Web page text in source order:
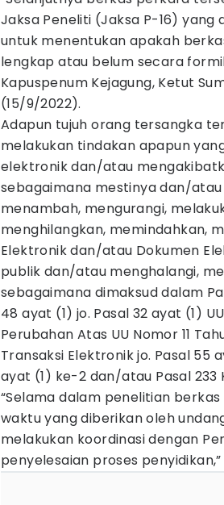
Jaksa Peneliti (Jaksa P-16) yang
untuk menentukan apakah
lengkap atau belum secara
Kapuspenum Kejagung, Ketut
(15/9/2022).
Adapun tujuh orang tersangka
melakukan tindakan apapun
elektronik dan/atau
sebagaimana mestinya dan/
menambah, mengurangi,
menghilangkan, memindahkan,
Elektronik dan/atau Dokumen
publik dan/atau menghalangi,
sebagaimana dimaksud dalam
48 ayat (1) jo. Pasal 32 ayat (1)
Perubahan Atas UU Nomor 11
Transaksi Elektronik jo. Pasal 55
ayat (1) ke-2 dan/atau Pasal 233
“Selama dalam penelitian
waktu yang diberikan oleh
melakukan koordinasi dengan
penyelesaian proses